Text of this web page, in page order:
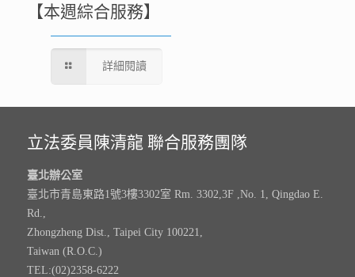
【本週綜合服務】
詳細閱讀
立法委員陳清龍 聯合服務團隊
臺北辦公室
臺北市青島東路1號3樓3302室 Rm. 3302,3F ,No. 1, Qingdao E.
Rd.,
Zhongzheng Dist., Taipei City 100221,
Taiwan (R.O.C.)
TEL:(02)2358-6222